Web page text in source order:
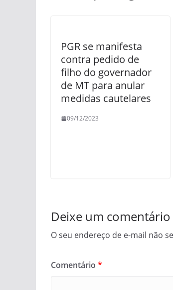
PGR se manifesta
contra pedido de
filho do governador
de MT para anular
medidas cautelares
09/12/2023
Deixe um comentário
O seu endereço de e-mail não
Comentário *